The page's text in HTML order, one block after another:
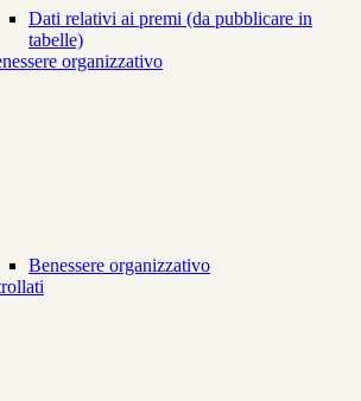
Dati relativi ai premi (da pubblicare in
tabelle)
organizzativo
Benessere organizzativo